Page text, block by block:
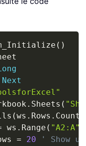
( )
Next
. Sheets (
(ws . Rows . Count
ws . Range ( "A2:A"
= 20
' Show
Copy